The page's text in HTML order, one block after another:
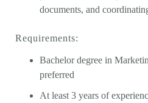
documents, and
Requirements:
Bachelor degree in
preferred
At least 3 years of